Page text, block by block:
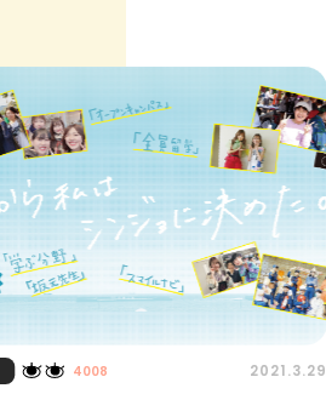
4008 2021.3.29